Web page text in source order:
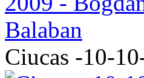
Ciucas -10-